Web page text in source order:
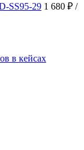
SS95-29 1 680 ₽ /
в кейсах